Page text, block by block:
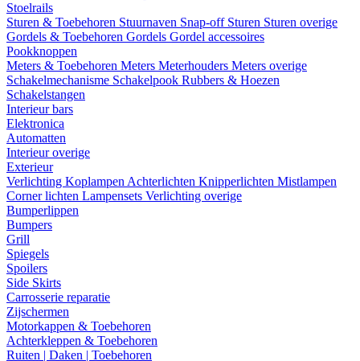
Stoelrails
Sturen & Toebehoren Stuurnaven Snap-off Sturen Sturen overige
Gordels & Toebehoren Gordels Gordel accessoires
Pookknoppen
Meters & Toebehoren Meters Meterhouders Meters overige
Schakelmechanisme Schakelpook Rubbers & Hoezen
Schakelstangen
Interieur bars
Elektronica
Automatten
Interieur overige
Exterieur
Verlichting Koplampen Achterlichten Knipperlichten Mistlampen
Corner lichten Lampensets Verlichting overige
Bumperlippen
Bumpers
Grill
Spiegels
Spoilers
Side Skirts
Carrosserie reparatie
Zijschermen
Motorkappen & Toebehoren
Achterkleppen & Toebehoren
Ruiten | Daken | Toebehoren